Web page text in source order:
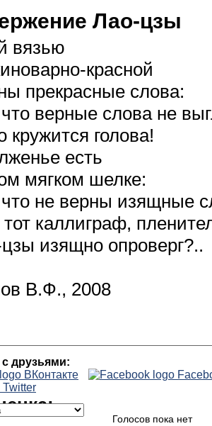
Лао-цзы
вязью
красной
прекрасные слова:
верные слова не
кружится голова!
есть
мягком шелке:
не верны изящные
каллиграф,
изящно опроверг?..
В.Ф., 2008
друзьями:
ВКонтакте
Twitter
Голосов пока нет